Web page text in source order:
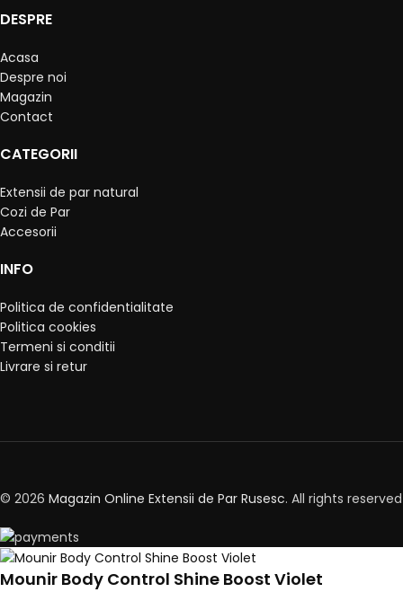
DESPRE
Acasa
Despre noi
Magazin
Contact
CATEGORII
Extensii de par natural
Cozi de Par
Accesorii
INFO
Politica de confidentialitate
Politica cookies
Termeni si conditii
Livrare si retur
© 2026 Magazin Online Extensii de Par Rusesc. All rights reserved
Mounir Body Control Shine Boost Violet